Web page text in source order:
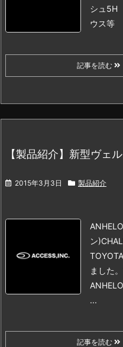
シュ 5H
ウス等
記事を読む
【製品紹介】新型ヴェ
2015年3月3日 製品紹介
ン)
ました。
...
記事を読む